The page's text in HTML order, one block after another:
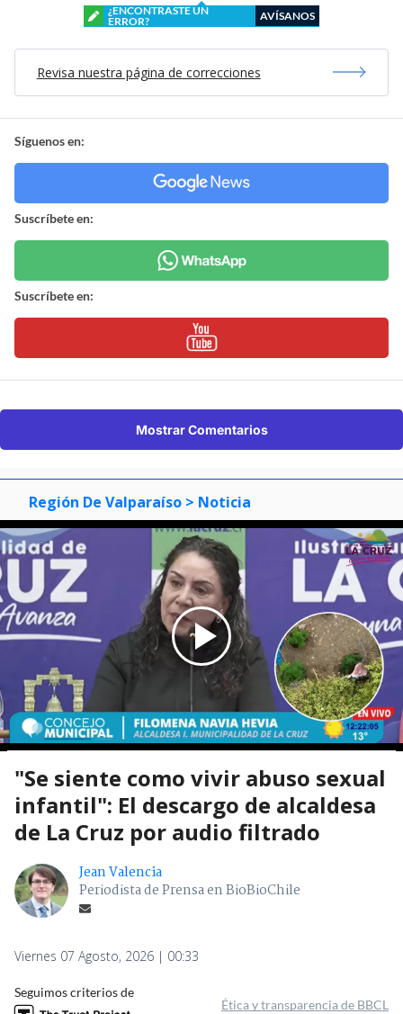
¿ENCONTRASTE UN
ERROR?
AVÍSANOS
Revisa nuestra página de correcciones
Síguenos en:
Suscríbete en:
Suscríbete en:
Mostrar Comentarios
Región De Valparaíso > Noticia
"Se siente como vivir abuso sexual
infantil": El descargo de alcaldesa
de La Cruz por audio filtrado
Jean Valencia
Periodista de Prensa en BioBioChile
Viernes 07 Agosto, 2026 | 00:33
Seguimos criterios de
Ética y transparencia de BBCL